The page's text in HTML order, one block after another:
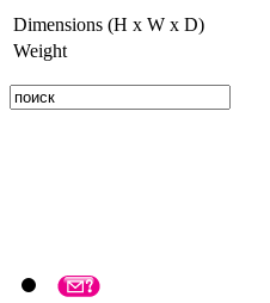
Dimensions (H x W x D)
Weight